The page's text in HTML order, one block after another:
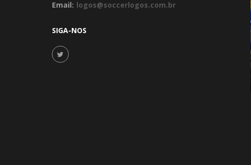
Email: logos@soccerlogos.com.br
SIGA-NOS